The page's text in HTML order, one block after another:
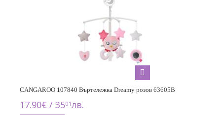
CANGAROO 107840 Въртележка Dreamy розов 63605B
17.90€ / 3501лв.